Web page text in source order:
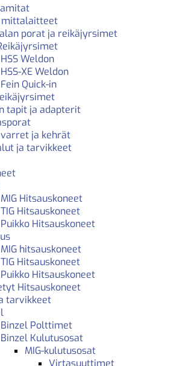
mittalaitteet
porat ja reikäjyrsimet
HSS Weldon
HSS-XE Weldon
Fein Quick-in
tapit ja adapterit
ja kehrät
ja tarvikkeet
MIG Hitsauskoneet
TIG Hitsauskoneet
Puikko Hitsauskoneet
MIG hitsauskoneet
TIG Hitsauskoneet
Puikko Hitsauskoneet
Hitsauskoneet
tarvikkeet
Binzel Polttimet
Binzel Kulutusosat
MIG-kulutusosat
Virtasuuttimet